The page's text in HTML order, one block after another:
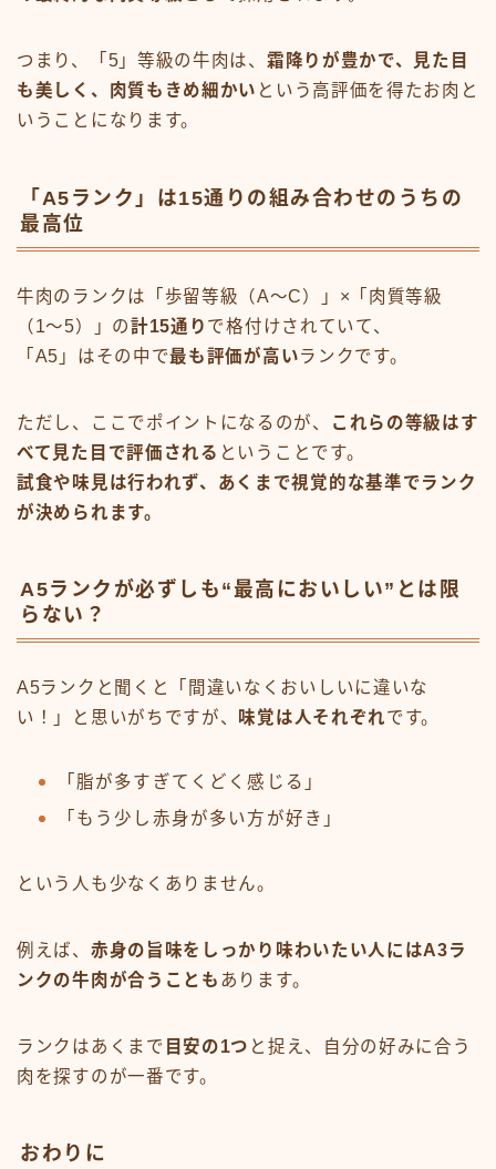
つまり、「5」等級の牛肉は、 霜降りが豊かで、見た目
も美しく、肉質もきめ細かい という高評価を得たお肉と
いうことになります。
「A5ランク」は15通りの組み合わせのうちの
最高位
牛肉のランクは「歩留等級（A〜C）」×「肉質等級
（1〜5）」の計15通り で格付けされていて、
「A5」はその中で最も評価が高いランクです。
ただし、ここでポイントになるのが、
これらの等級はす
べて見た目で評価される ということです。
試食や味見は行われず、あくまで視覚的な基準でランク
が決められます。
A5ランクが必ずしも“最高においしい”とは限
らない？
A5ランクと聞くと「間違いなくおいしいに違いな
い！」と思いがちですが、 味覚は人それぞれです。
「脂が多すぎてくどく感じる」
「もう少し赤身が多い方が好き」
という人も少なくありません。
例えば、 赤身の旨味をしっかり味わいたい人にはA3ラ
ンクの牛肉が合うことも あります。
ランクはあくまで 目安の1つ と捉え、自分の好みに合う
肉を探すのが一番です。
おわりに